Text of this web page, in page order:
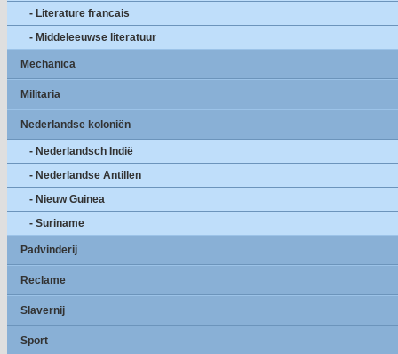
- Literature francais
- Middeleeuwse literatuur
Mechanica
Militaria
Nederlandse koloniën
- Nederlandsch Indië
- Nederlandse Antillen
- Nieuw Guinea
- Suriname
Padvinderij
Reclame
Slavernij
Sport